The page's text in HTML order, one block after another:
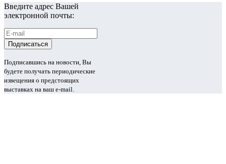
Введите адрес Вашей
электронной почты:
Подписавшись на новости, Вы
будете получать периодические
извещения о предстоящих
выставках на ваш e-mail.